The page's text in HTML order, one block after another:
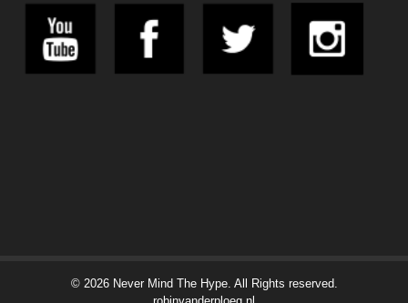
© 2026 Never Mind The Hype. All Rights reserved.